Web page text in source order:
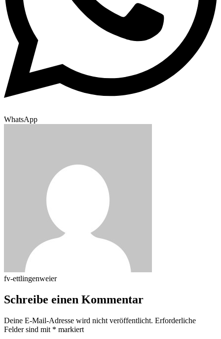
WhatsApp
fv-ettlingenweier
Schreibe einen Kommentar
Deine E-Mail-Adresse wird nicht veröffentlicht. Erforderliche
Felder sind mit * markiert